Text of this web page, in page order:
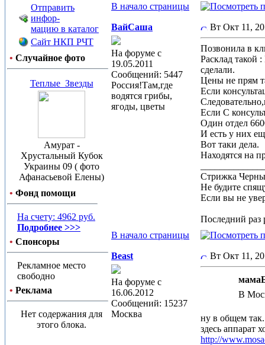
Отправить
инфор-
мацию в каталог
Сайт НКП РЧТ
• Случайное фото
Теплые_Звезды
Амурат -
Хрустальный Кубок
Украины 09 ( фото
Афанасьевой Елены)
• Фонд помощи
На счету: 4962 руб.
Подробнее >>>
• Спонсоры
Рекламное место
свободно
• Реклама
Нет содержания для
этого блока.
В начало страницы
ВайСаша
На форуме с
19.05.2011
Сообщений: 5447
Россия!Там,где
водятся грибы,
ягоды, цветы
Вт Окт 11,
Позвонила в
Расклад такой
сделали.
Цены не прям
Если
Если С
Один отдел
И есть у них
Вот таки дела.
Находятся на
Стрижка
Не будите
Если вы не
Последний раз
В начало страницы
Beast
На форуме с
16.06.2012
Сообщений: 15237
Москва
Вт Окт 11,
В
ну в общем так.
здесь аппарат
http://